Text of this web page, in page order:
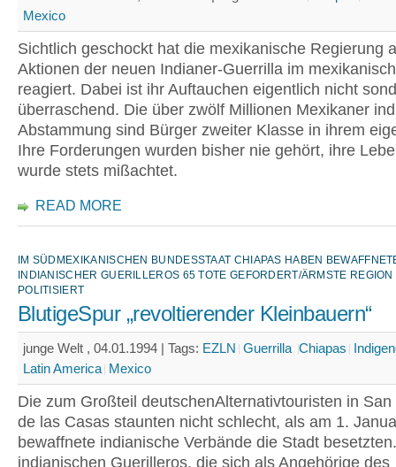
Mexico
Sichtlich geschockt hat die mexikanische Regierung
Aktionen der neuen Indianer-Guerrilla im
reagiert. Dabei ist ihr Auftauchen eigentlich nicht
überraschend. Die über zwölf Millionen Mexikaner
Abstammung sind Bürger zweiter Klasse in ihrem
Ihre Forderungen wurden bisher nie gehört, ihre
wurde stets mißachtet.
READ MORE
IM SÜDMEXIKANISCHEN BUNDESSTAAT CHIAPAS HABEN
INDIANISCHER GUERILLEROS 65 TOTE GEFORDERT/ÄRMSTE REGION
POLITISIERT
BlutigeSpur „revoltierender Kleinbauern“
junge Welt , 04.01.1994 | Tags: EZLN Guerrilla Chiapas
Latin America Mexico
Die zum Großteil deutschenAlternativtouristen in San
de las Casas staunten nicht schlecht, als am 1.
bewaffnete indianische Verbände die Stadt
indianischen Guerilleros, die sich als Angehörige des